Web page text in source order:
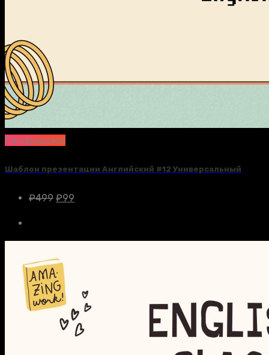
Распродажа!
Шаблон презентации Английский #12 Универсальный
₽499 ₽99